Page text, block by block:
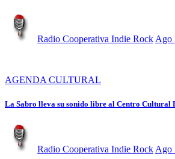
Radio Cooperativa Indie Rock Ago
AGENDA CULTURAL
La Sabro lleva su sonido libre al Centro Cultural
Radio Cooperativa Indie Rock Ago